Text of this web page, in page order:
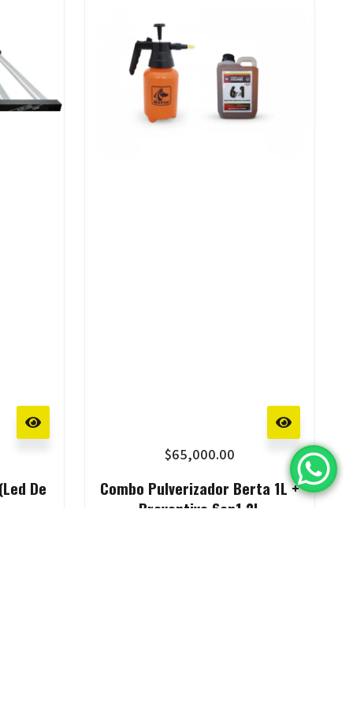
De
$65,000.00
Combo Pulverizador Berta 1L +
Preventivo 6en1 2L